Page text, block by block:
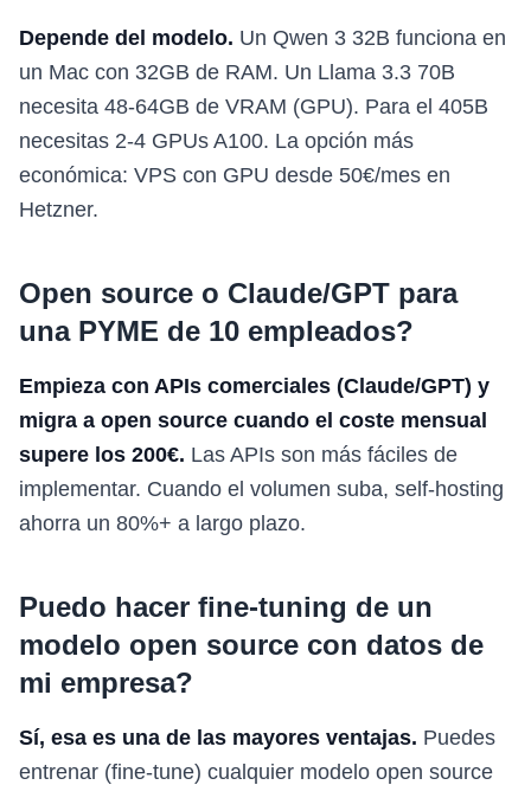
Depende del modelo. Un Qwen 3 32B funciona en
un Mac con 32GB de RAM. Un Llama 3.3 70B
necesita 48-64GB de VRAM (GPU). Para el 405B
necesitas 2-4 GPUs A100. La opción más
económica: VPS con GPU desde 50€/mes en
Hetzner.
Open source o Claude/GPT para
una PYME de 10 empleados?
Empieza con APIs comerciales (Claude/GPT) y
migra a open source cuando el coste mensual
supere los 200€. Las APIs son más fáciles de
implementar. Cuando el volumen suba, self-hosting
ahorra un 80%+ a largo plazo.
Puedo hacer fine-tuning de un
modelo open source con datos de
mi empresa?
Sí, esa es una de las mayores ventajas. Puedes
entrenar (fine-tune) cualquier modelo open source